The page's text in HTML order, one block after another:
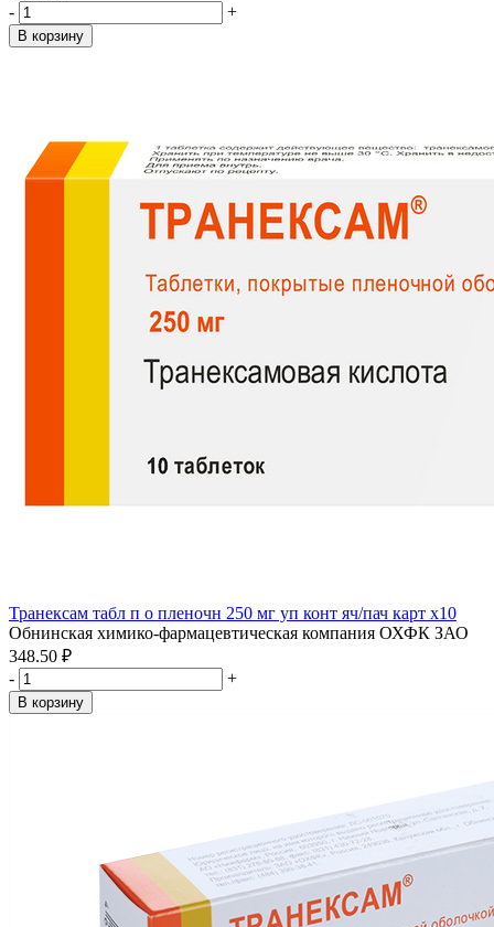
-
+
В корзину
Транексам табл п о пленочн 250 мг уп конт яч/пач карт x10
Обнинская химико-фармацевтическая компания ОХФК ЗАО
348.50 ₽
-
+
В корзину